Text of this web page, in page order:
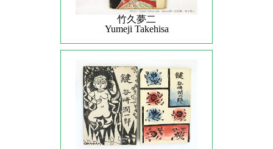
竹久夢二
Yumeji Takehisa